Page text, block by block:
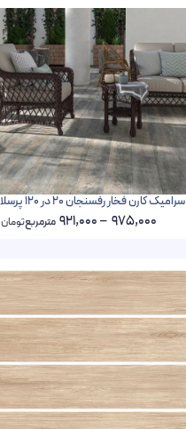
سرامیک کارن فخار رفسنجان 20 در 120 پرسلان مات
975,000
–
921,000 مترمربعتومان